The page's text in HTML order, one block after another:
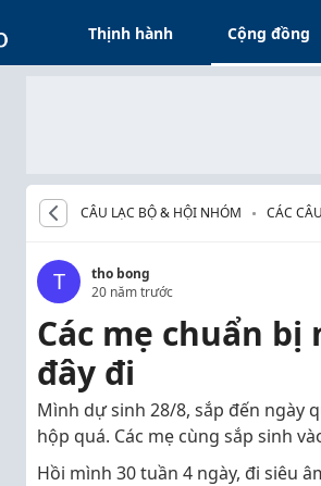
Thịnh hành Cộng đồng
CÂU LẠC BỘ & HỘI NHÓM CÁC
T
tho bong
20 năm trước
Các mẹ chuẩn bị
đây đi
Mình dự sinh 28/8, sắp đến ngày
hộp quá. Các mẹ cùng sắp sinh
Hồi mình 30 tuần 4 ngày, đi siêu